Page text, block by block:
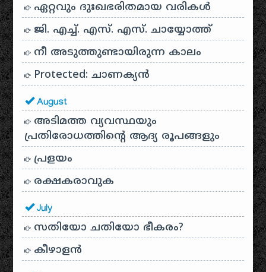
ഏറ്റവും ദുഃഖഭരിതമായ വരികൾ
ജി. എച്ച്. എസ്. എസ്. ചായ്യോത്ത്
നീ അടുത്തുണ്ടായിരുന്ന കാലം
Protected: ചാണക്യന്‍
August
അടിമത്ത വ്യവസ്ഥയും
പ്രതിരോധത്തിന്റെ ആദ്യ രൂപങ്ങളും
പ്രളയം
രക്ഷകരാവുക
July
സതിയോ ചതിയോ ഭീകരം?
കീഴാളന്‍